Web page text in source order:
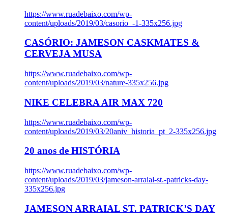
https://www.ruadebaixo.com/wp-
content/uploads/2019/03/casorio_-1-335x256.jpg
CASÓRIO: JAMESON CASKMATES &
CERVEJA MUSA
https://www.ruadebaixo.com/wp-
content/uploads/2019/03/nature-335x256.jpg
NIKE CELEBRA AIR MAX 720
https://www.ruadebaixo.com/wp-
content/uploads/2019/03/20aniv_historia_pt_2-335x256.jpg
20 anos de HISTÓRIA
https://www.ruadebaixo.com/wp-
content/uploads/2019/03/jameson-arraial-st.-patricks-day-
335x256.jpg
JAMESON ARRAIAL ST. PATRICK’S DAY